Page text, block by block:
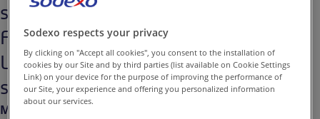
settembre ed è organizzato dalla
Federazione Italiana Bocce
Lombardia (FIB Lombardia) con il
sostegno di Sodexo Italia
Milano (Mi), 13 Settembre 2023
Sodexo respects your privacy
By clicking on "Accept all cookies", you consent to the installation of
cookies by our Site and by third parties (list available on Cookie Settings
Link) on your device for the purpose of improving the performance of
our Site, your experience and offering you personalized information
about our services.